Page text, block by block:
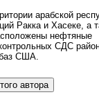
арабской
Ракка и Хасеке, а
нефтяные
СДС
США.